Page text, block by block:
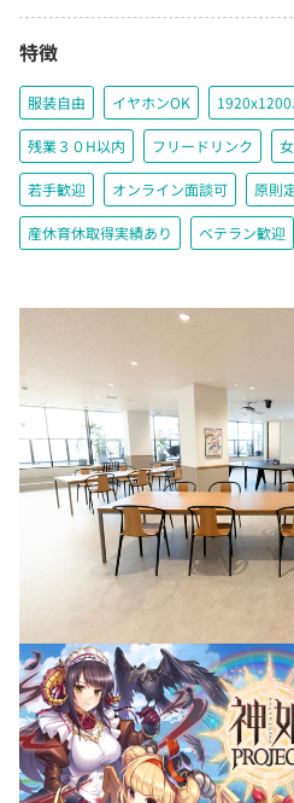
特徴
服装自由 イヤホンOK
残業３０H以内 フリードリンク
若手歓迎 オンライン面談可 原則
産休育休取得実績あり ベテラン歓迎